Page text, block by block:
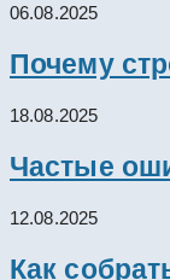
06.08.2025
Почему
18.08.2025
Частые
12.08.2025
Как